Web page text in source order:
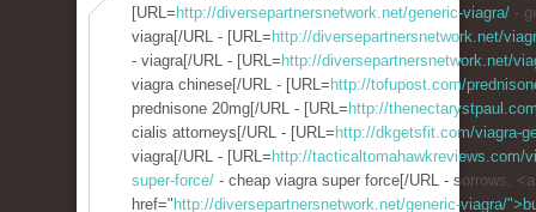
[URL= http://diversepartnersnetwork.net/generic-viagra/ -
viagra[/URL - [URL= http://diversepartnersnetwork.net/
- viagra[/URL - [URL= http://diversepartnersnetwork.net/
viagra chinese[/URL - [URL= http://tofupost.com/
prednisone 20mg[/URL - [URL= http://
cialis attorneys[/URL - [URL= http://dkgetsfit.com/viagra-
viagra[/URL - [URL= http://tacticaltomahawkreviews.com/
super-force/ - cheap viagra super force[/URL - sorrows, <a
href=" http://diversepartnersnetwork.net/generic-viagra/